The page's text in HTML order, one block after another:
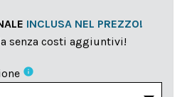
INCLUSA NEL PREZZO!
senza costi aggiuntivi!
info